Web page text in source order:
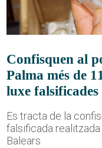
Confisquen al
Palma més de
luxe falsificades
Es tracta de la
falsificada realitzada
Balears